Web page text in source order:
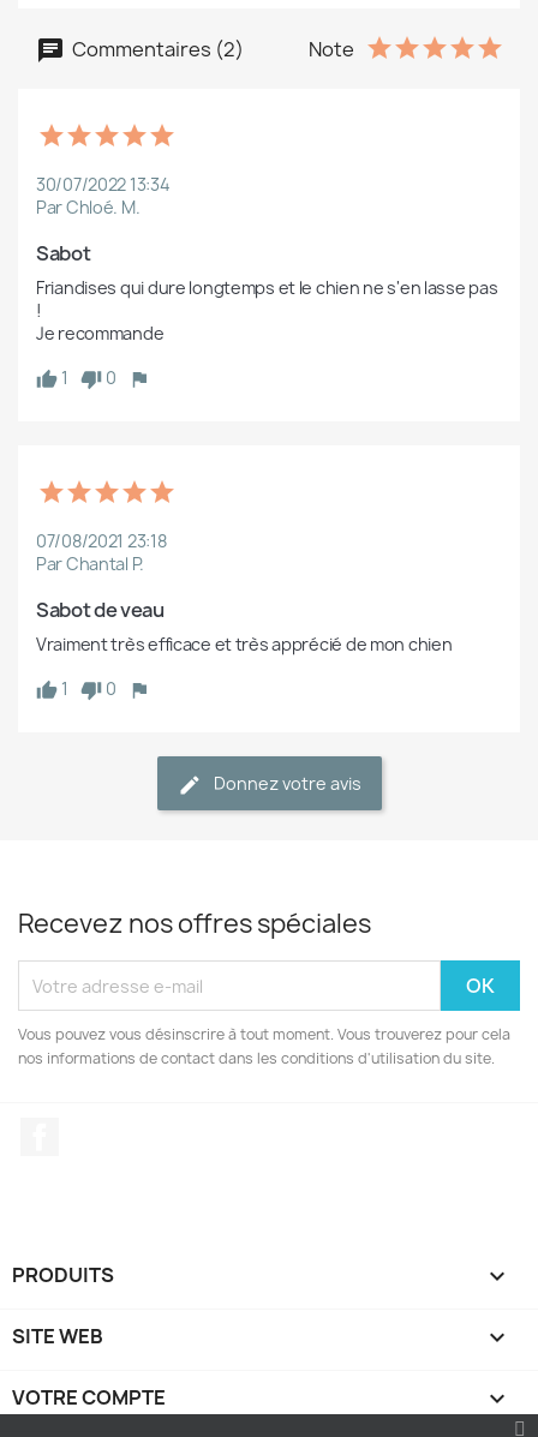
Commentaires (2) Note
30/07/2022 13:34
Par Chloé. M.
Sabot
Friandises qui dure longtemps et le chien ne s'en lasse pas
!
Je recommande
1
0
07/08/2021 23:18
Par Chantal P.
Sabot de veau
Vraiment très efficace et très apprécié de mon chien
1
0
Donnez votre avis
Recevez nos offres spéciales
Vous pouvez vous désinscrire à tout moment. Vous trouverez pour cela
nos informations de contact dans les conditions d'utilisation du site.
PRODUITS 
SITE WEB 
VOTRE COMPTE 